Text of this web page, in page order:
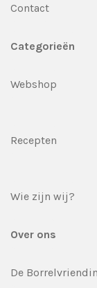
Contact
Categorieën
Webshop
Recepten
Wie zijn wij?
Over ons
De